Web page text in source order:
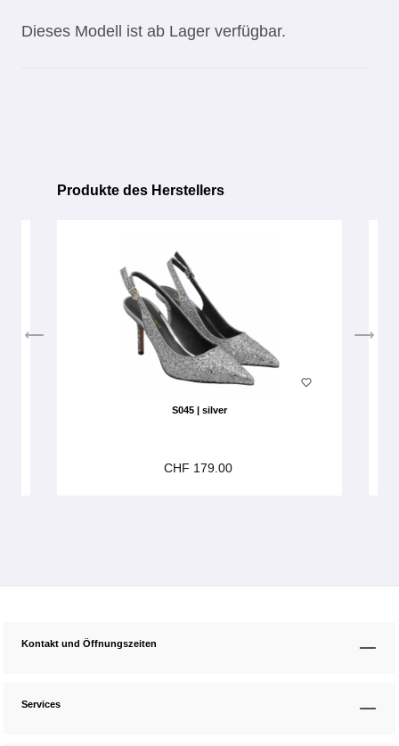
Dieses Modell ist ab Lager verfügbar.
Produktgalerie überspringen
Produkte des Herstellers
S045 | silver
CHF 179.00
Kontakt und Öffnungszeiten
Services